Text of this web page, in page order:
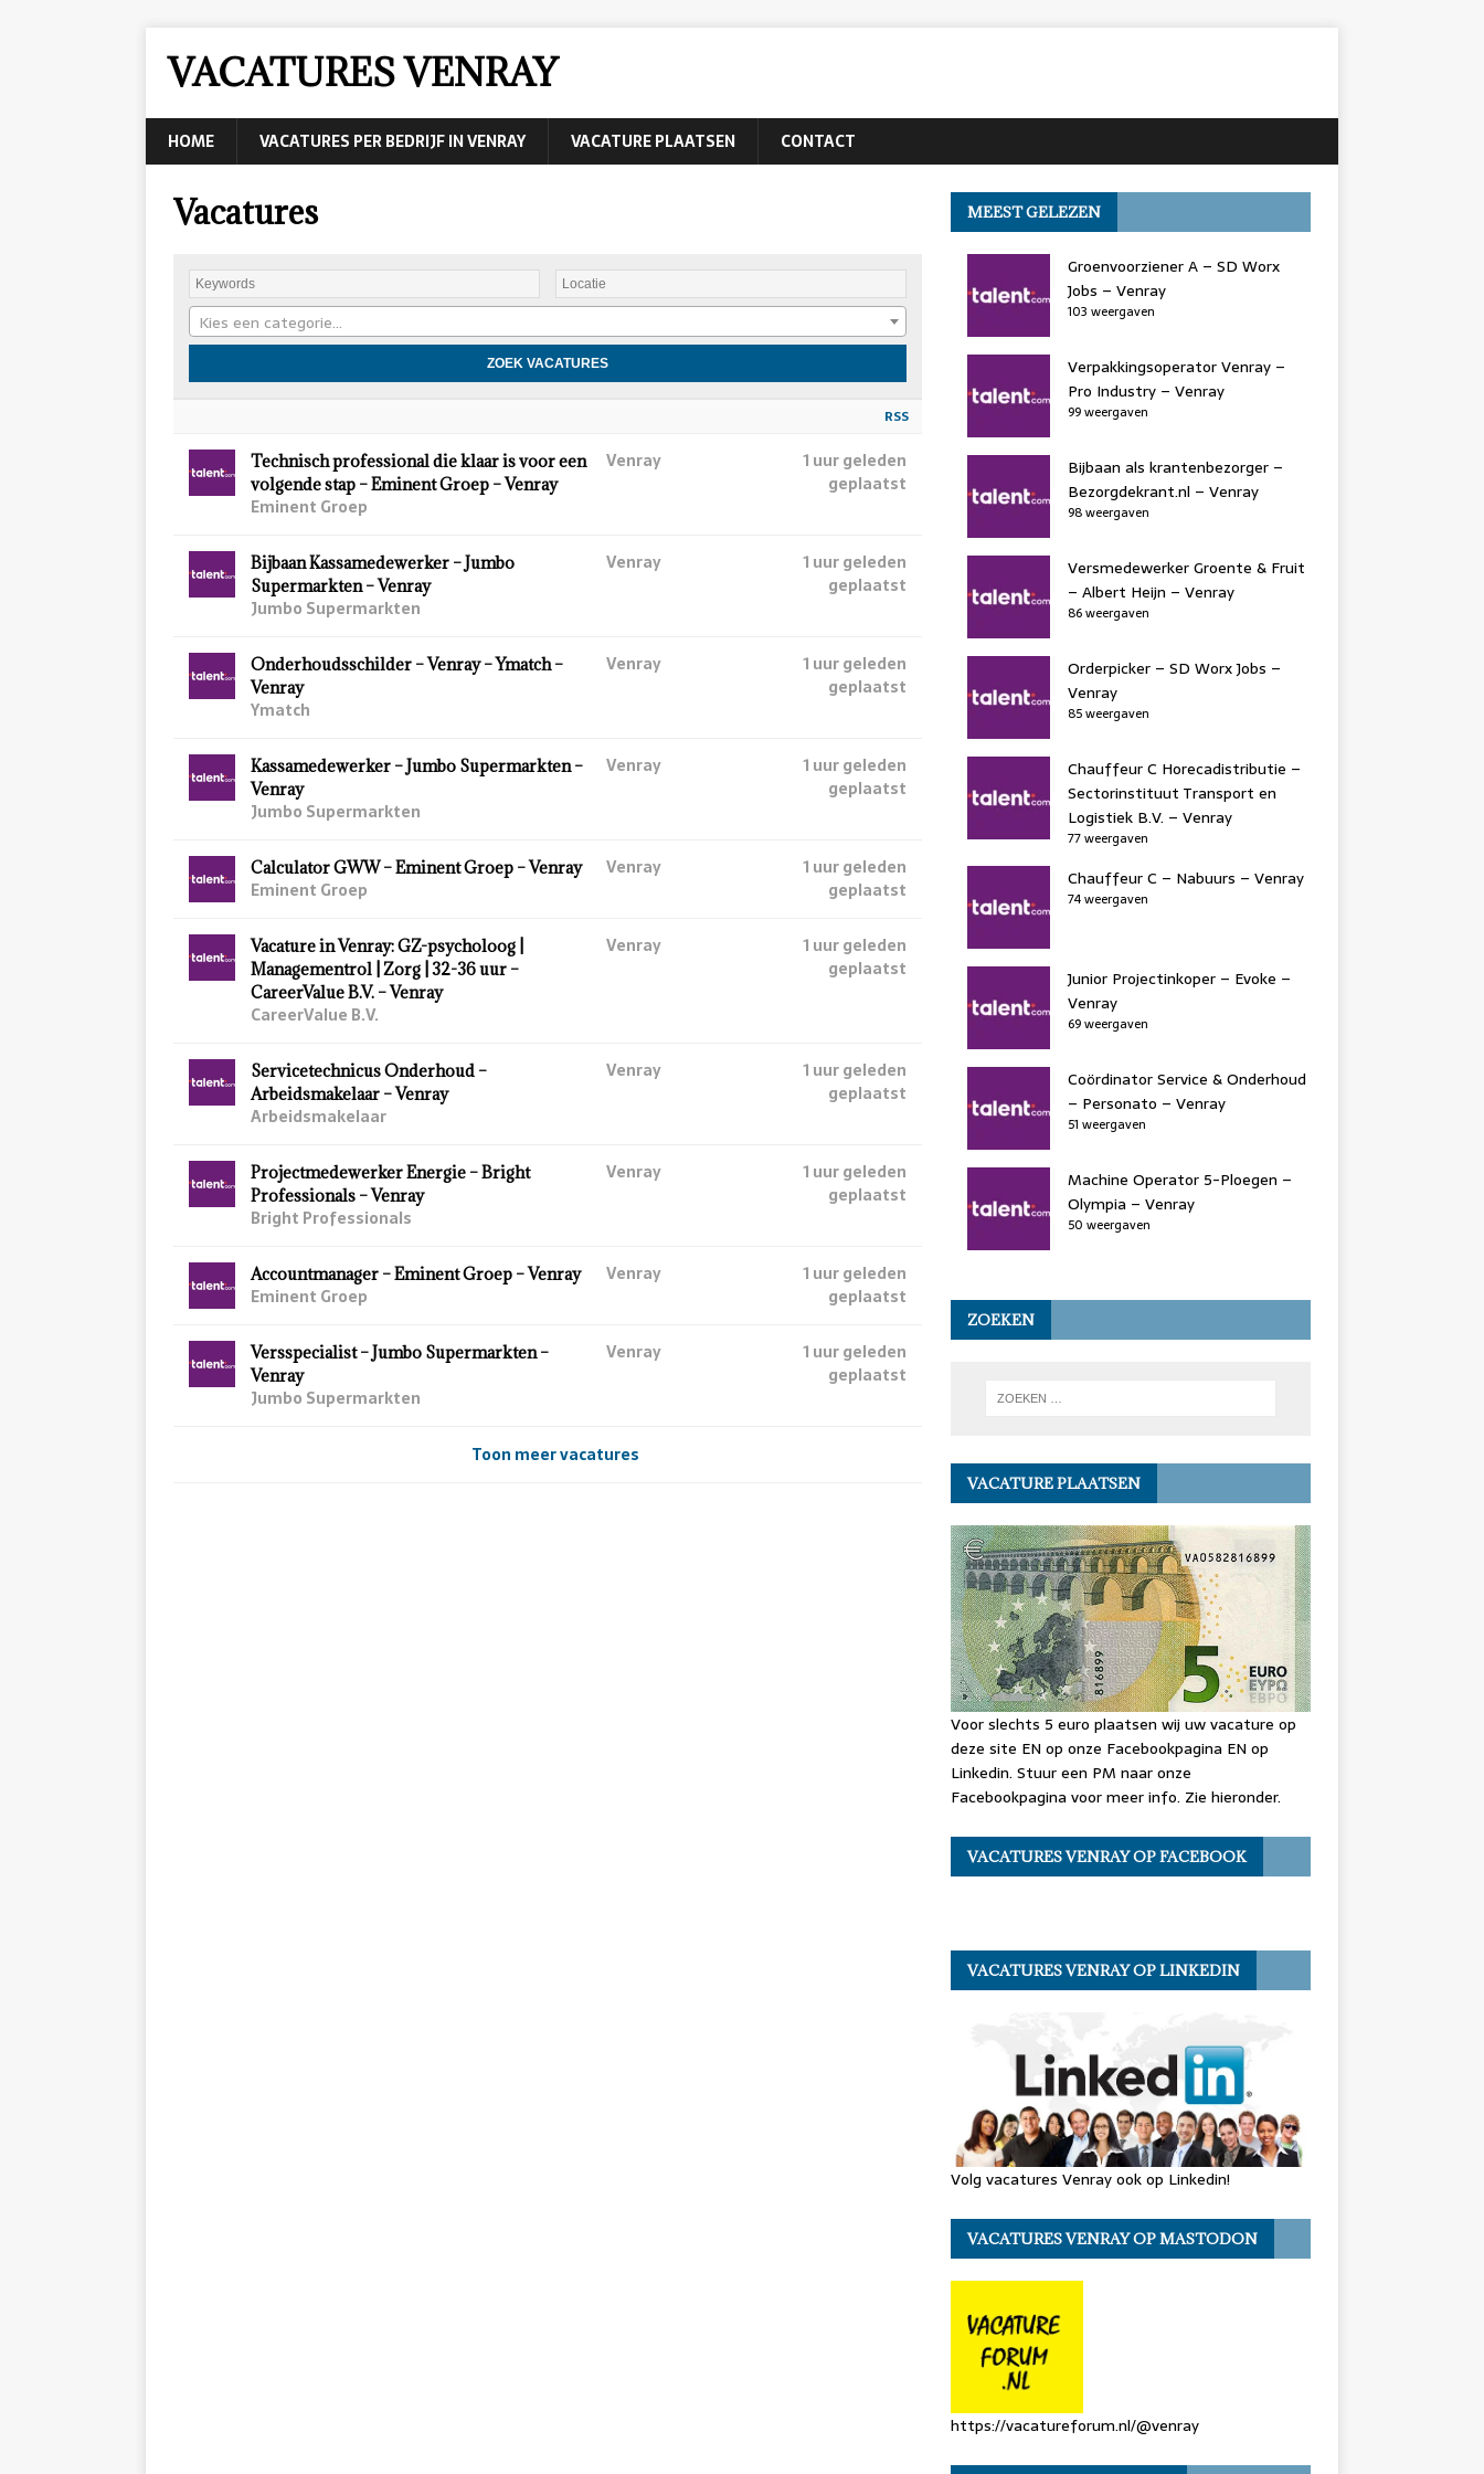
VACATURES VENRAY
HOME VACATURES PER BEDRIJF IN VENRAY VACATURE PLAATSEN CONTACT
Vacatures
Kies een categorie…
RSS
Technisch professional die klaar is voor een
volgende stap – Eminent Groep – Venray
Eminent Groep
Venray
1 uur geleden
geplaatst
Bijbaan Kassamedewerker – Jumbo
Supermarkten – Venray
Jumbo Supermarkten
Venray
1 uur geleden
geplaatst
Onderhoudsschilder – Venray – Ymatch –
Venray
Ymatch
Venray
1 uur geleden
geplaatst
Kassamedewerker – Jumbo Supermarkten –
Venray
Jumbo Supermarkten
Venray
1 uur geleden
geplaatst
Calculator GWW – Eminent Groep – Venray
Eminent Groep
Venray
1 uur geleden
geplaatst
Vacature in Venray: GZ-psycholoog |
Managementrol | Zorg | 32-36 uur –
CareerValue B.V. – Venray
CareerValue B.V.
Venray
1 uur geleden
geplaatst
Servicetechnicus Onderhoud –
Arbeidsmakelaar – Venray
Arbeidsmakelaar
Venray
1 uur geleden
geplaatst
Projectmedewerker Energie – Bright
Professionals – Venray
Bright Professionals
Venray
1 uur geleden
geplaatst
Accountmanager – Eminent Groep – Venray
Eminent Groep
Venray
1 uur geleden
geplaatst
Versspecialist – Jumbo Supermarkten –
Venray
Jumbo Supermarkten
Venray
1 uur geleden
geplaatst
Toon meer vacatures
MEEST GELEZEN
Groenvoorziener A – SD Worx
Jobs – Venray
103 weergaven
Verpakkingsoperator Venray –
Pro Industry – Venray
99 weergaven
Bijbaan als krantenbezorger –
Bezorgdekrant.nl – Venray
98 weergaven
Versmedewerker Groente & Fruit
– Albert Heijn – Venray
86 weergaven
Orderpicker – SD Worx Jobs –
Venray
85 weergaven
Chauffeur C Horecadistributie –
Sectorinstituut Transport en
Logistiek B.V. – Venray
77 weergaven
Chauffeur C – Nabuurs – Venray
74 weergaven
Junior Projectinkoper – Evoke –
Venray
69 weergaven
Coördinator Service & Onderhoud
– Personato – Venray
51 weergaven
Machine Operator 5-Ploegen –
Olympia – Venray
50 weergaven
ZOEKEN
VACATURE PLAATSEN
Voor slechts 5 euro plaatsen wij uw vacature op
deze site EN op onze Facebookpagina EN op
Linkedin. Stuur een PM naar onze
Facebookpagina voor meer info. Zie hieronder.
VACATURES VENRAY OP FACEBOOK
VACATURES VENRAY OP LINKEDIN
Volg vacatures Venray ook op Linkedin!
VACATURES VENRAY OP MASTODON
https://vacatureforum.nl/@venray